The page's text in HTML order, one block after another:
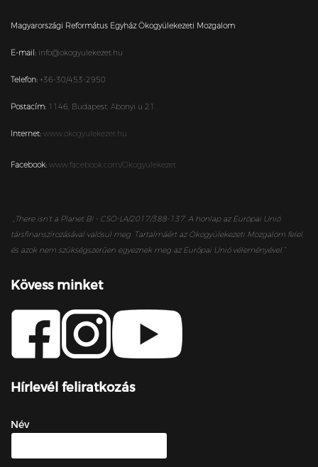
Magyarországi Református Egyház Ökogyülekezeti Mozgalom
E-mail: info@okogyulekezet.hu
Telefon: +36-30/453-2950
Postacím: 1146, Budapest, Abonyi u 21.
Internet: www.okogyulekezet.hu
Facebook: www.facebook.com/Okogyulekezet
„ There isn’t a Planet B! - CSO-LA/2017/388-137. A honlap az Európai Unió
társfinanszírozásával valósul meg. Tartalmáért az Ökogyülekezeti Mozgalom felel,
és azok nem szükségszerűen egyeznek meg az Európai Unió véleményével.”
Kövess minket
Hírlevél feliratkozás
Név